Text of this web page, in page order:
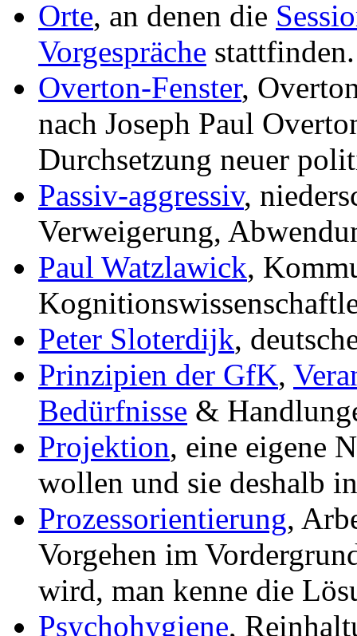
Orte, an denen die
Vorgespräche stattfinden.
Overton-Fenster,
nach Joseph Paul
Durchsetzung neuer
Passiv-aggressiv,
Verweigerung,
Paul Watzlawick,
Peter Sloterdijk,
Prinzipien der GfK,
Bedürfnisse &
Projektion, eine eigene
wollen und sie deshalb
Prozessorientierung,
Vorgehen im
wird, man kenne die
Psychohygiene,